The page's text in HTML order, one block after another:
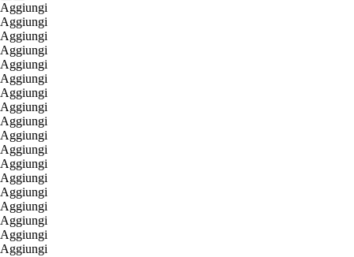
Aggiungi
Aggiungi
Aggiungi
Aggiungi
Aggiungi
Aggiungi
Aggiungi
Aggiungi
Aggiungi
Aggiungi
Aggiungi
Aggiungi
Aggiungi
Aggiungi
Aggiungi
Aggiungi
Aggiungi
Aggiungi